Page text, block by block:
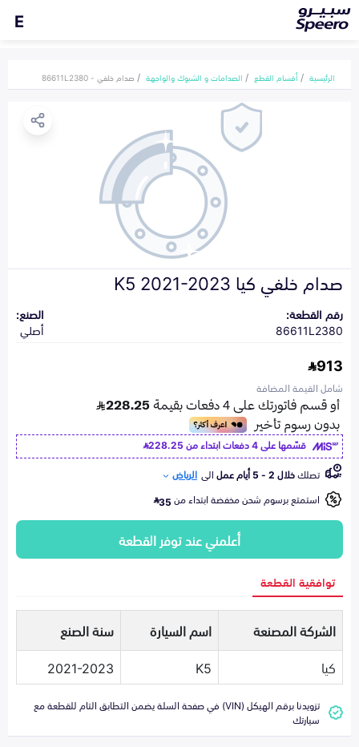
E
الرئيسية أقسام القطع الصدامات و الشبوك والواجهة صدام خلفي - 86611L2380
صدام خلفي كيا K5 2021-2023
رقم القطعة:
86611L2380
الصنع:
أصلي
913
شامل القيمة المضافة
قسّمها على 4 دفعات ابتداء من
228.25
تصلكخلال 2 - 5 أيام عمل الى الرياض
استمتع برسوم شحن مخفضة ابتداء من35
أعلمني عند توفر القطعة
توافقية القطعة
الشركة المصنعة اسم السيارة
سنة الصنع
كيا
K5
2021-2023
تزويدنا برقم الهيكل (VIN) في صفحة السلة يضمن التطابق التام للقطعة مع
سيارتك